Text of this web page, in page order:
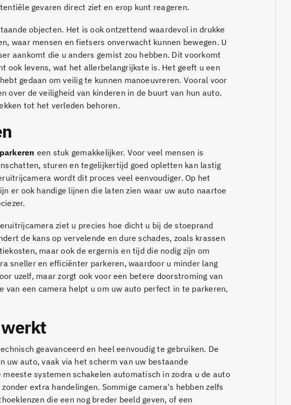
gevaren direct ziet en erop kunt reageren.
objecten. Het is ook ontzettend waardevol in drukke
waar mensen en fietsers onverwacht kunnen bewegen. U
aankomt die u anders gemist zou hebben. Dit voorkomt
ook levens, wat het allerbelangrijkste is. Het geeft u een
gedaan om veilig te kunnen manoeuvreren. Vooral voor
over de veiligheid van kinderen in de buurt van hun auto.
tot het verleden behoren.
parkeren een stuk gemakkelijker. Voor veel mensen is
sturen en tegelijkertijd goed opletten kan lastig
wordt dit proces veel eenvoudiger. Op het
er ook handige lijnen die laten zien waar uw auto naartoe
ziet u precies hoe dicht u bij de stoeprand
de kans op vervelende en dure schades, zoals krassen
maar ook de ergernis en tijd die nodig zijn om
sneller en efficiënter parkeren, waardoor u minder lang
uzelf, maar zorgt ook voor een betere doorstroming van
van een camera helpt u om uw auto perfect in te parkeren,
werkt
geavanceerd en heel eenvoudig te gebruiken. De
uw auto, vaak via het scherm van uw bestaande
systemen schakelen automatisch in zodra u de auto
extra handelingen. Sommige camera's hebben zelfs
die een nog breder beeld geven, of een